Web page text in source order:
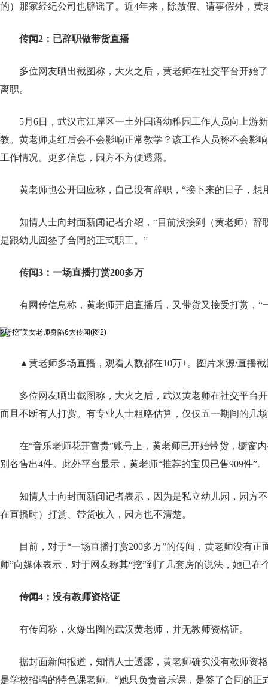
的）那家经纪公司也辟谣了。近4年来，除放假、请事假外，
传闻2：已辞职做带货直播
多位网友晒出截图称，大火之后，黄老师在社交平台开始
离职。
5月6日，武汉市江岸区一土外国语幼稚园工作人员向上游
教。黄老师走红后会不会影响正常教学？该工作人员称不会影
工作情况。更多信息，园方不方便透露。
黄老师也公开回应称，自己没有辞职，“接下来的日子，想
知情人士向封面新闻记者介绍，“目前没接到（黄老师）
是跟幼儿园签了合同的正式职工。”
传闻3：一场直播打赏200多万
有网传信息称，黄老师开启直播后，又带货又接受打赏，“
▲黄老师多场直播，观看人数都在10万+。图片来源/直播截
多位网友晒出截图称，大火之后，武汉黄老师在社交平台
而且不断有人打赏。有专业人士粗略估算，仅仅五一期间的几
在“音乐老师花开富贵”账号上，黄老师已开始带货，橱窗
别各售出4件。此外平台显示，黄老师“推荐的宝贝已售909件”。
知情人士向封面新闻记者表示，因为是私立幼儿园，园方
在直播时）打赏、带货收入，园方也不清楚。
目前，对于“一场直播打赏200多万”的传闻，黄老师没有
师”向媒体表示，对于网友称其“挖”到了几套房的说法，她已
传闻4：没有教师资格证
有传闻称，火爆出圈的武汉黄老师，并无教师资格证。
据封面新闻报道，知情人士透露，黄老师确实没有教师资
是学校招聘的特色课老师。“她只负责音乐课，是签了合同的